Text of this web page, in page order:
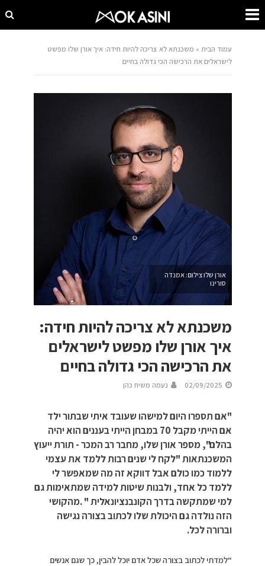
עמוד הבית » משכנתא לא צריכה להיות חידה: איך אורן שלו מפשט
לישראלים את הרכישה הכי גדולה בחיים
אורן שלו צילום: אמנדה
סורינו
משכנתא לא צריכה להיות חידה:
איך אורן שלו מפשט לישראלים
את הרכישה הכי גדולה בחיים
02/09/2025 נעמה משיח כהן
"אם תספרו היום למישהו שעובד איתי שבתור ילד
אם הייתי מקבל 70 במבחן הייתי בעננים הוא יהיה
בהלם", מספר אורן שלו, מחבר רב המכר - תורת ייעוץ
המשכנתאות "לקח לי שנים רבות ללמד את עצמי
ללמוד כמו כולם אבל דווקא זה מה שמאפשר לי
ללמד כל אחד, ולבנות שיטות למידה שמתאימות גם
למי שמתקשה בדרך הקונבנציונאלית " .מהקושי
הזה נולדה גם היכולת שלו לכתוב בצורה נגישה
וברורה לכל.
“למדתי לכתוב בצורה שכל אדם יוכל להבין, כך שגם אנשים